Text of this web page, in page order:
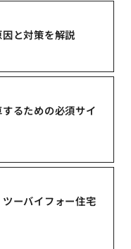
と対策を解説
るための必須サイ
ーバイフォー住宅